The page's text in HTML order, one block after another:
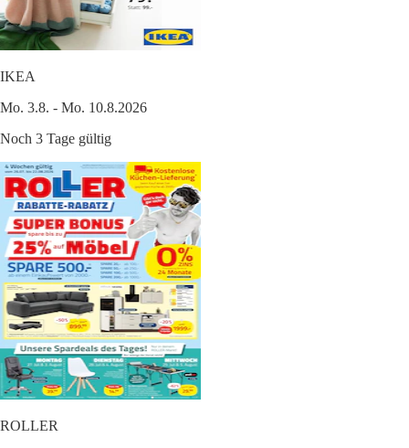
IKEA
Mo. 3.8. - Mo. 10.8.2026
Noch 3 Tage gültig
ROLLER